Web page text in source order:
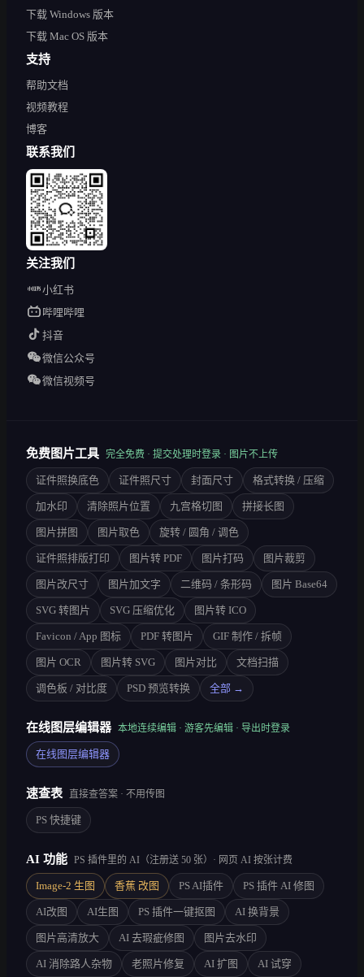
下载 Windows 版本
下载 Mac OS 版本
支持
帮助文档
视频教程
博客
联系我们
关注我们
小红书
哔哩哔哩
抖音
微信公众号
微信视频号
免费图片工具 完全免费 · 提交处理时登录 · 图片不上传
证件照换底色 证件照尺寸 封面尺寸 格式转换 / 压缩
加水印 清除照片位置 九宫格切图 拼接长图
图片拼图 图片取色 旋转 / 圆角 / 调色
证件照排版打印 图片转 PDF 图片打码 图片裁剪
图片改尺寸 图片加文字 二维码 / 条形码 图片 Base64
SVG 转图片 SVG 压缩优化 图片转 ICO
Favicon / App 图标 PDF 转图片 GIF 制作 / 拆帧
图片 OCR 图片转 SVG 图片对比 文档扫描
调色板 / 对比度 PSD 预览转换 全部 →
在线图层编辑器 本地连续编辑 · 游客先编辑 · 导出时登录
在线图层编辑器
速查表 直接查答案 · 不用传图
PS 快捷键
AI 功能 PS 插件里的 AI（注册送 50 张）· 网页 AI 按张计费
Image-2 生图 香蕉 改图 PS AI插件 PS 插件 AI 修图
AI改图 AI生图 PS 插件一键抠图 AI 换背景
图片高清放大 AI 去瑕疵修图 图片去水印
AI 消除路人杂物 老照片修复 AI 扩图 AI 试穿